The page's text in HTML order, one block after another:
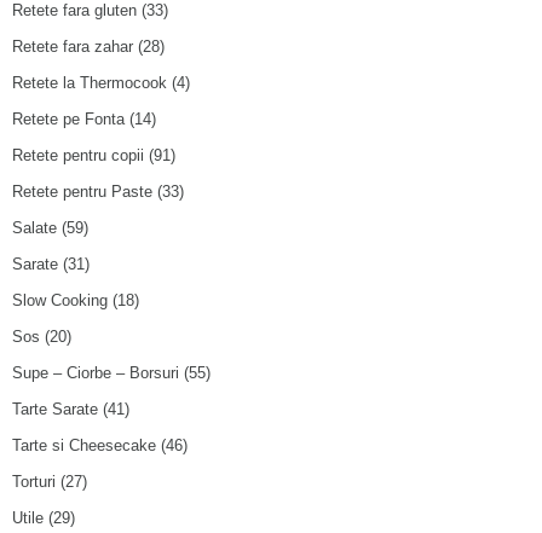
Retete fara gluten (33)
Retete fara zahar (28)
Retete la Thermocook (4)
Retete pe Fonta(14)
Retete pentru copii (91)
Retete pentru Paste (33)
Salate (59)
Sarate (31)
Slow Cooking (18)
Sos (20)
Supe – Ciorbe – Borsuri (55)
Tarte Sarate (41)
Tarte si Cheesecake (46)
Torturi (27)
Utile (29)